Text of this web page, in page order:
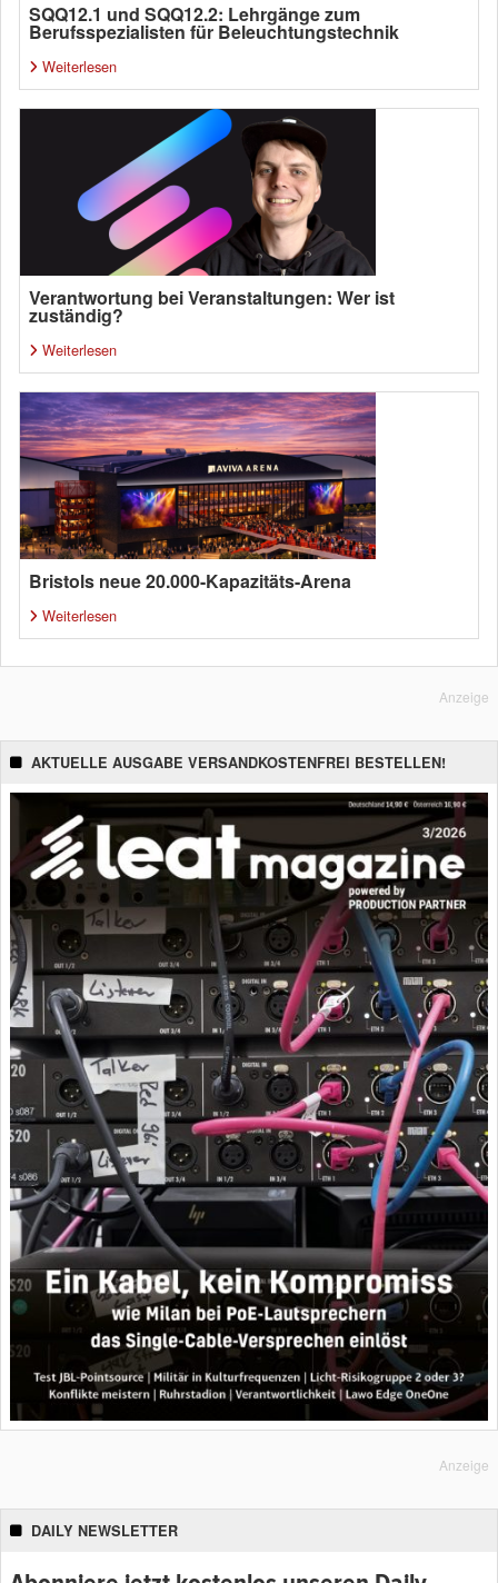
SQQ12.1 und SQQ12.2: Lehrgänge zum
Berufsspezialisten für Beleuchtungstechnik
Weiterlesen
Verantwortung bei Veranstaltungen: Wer ist
zuständig?
Weiterlesen
Bristols neue 20.000-Kapazitäts-Arena
Weiterlesen
Anzeige
AKTUELLE AUSGABE VERSANDKOSTENFREI BESTELLEN!
Anzeige
DAILY NEWSLETTER